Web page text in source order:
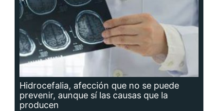
Hidrocefalia, afección que no se puede
prevenir, aunque sí las causas que la
producen